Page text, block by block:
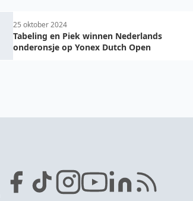
25 oktober 2024
Tabeling en Piek winnen Nederlands
onderonsje op Yonex Dutch Open